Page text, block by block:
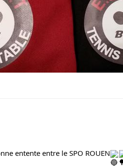
entente entre le SPO ROUEN